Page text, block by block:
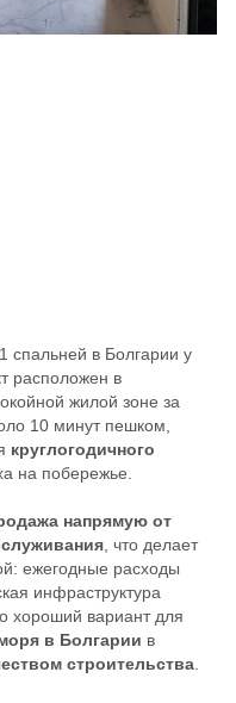
спальней в Болгарии у
расположен в
жилой зоне за
10 минут пешком,
круглогодичного
на побережье.
напрямую от
, что делает
ежегодные расходы
инфраструктура
хороший вариант для
в Болгарии в
строительства.